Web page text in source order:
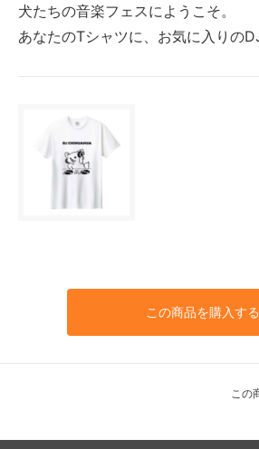
犬たちの音楽フェスにようこそ。
あなたのTシャツに、お気に入りの
この商品を購入する
この